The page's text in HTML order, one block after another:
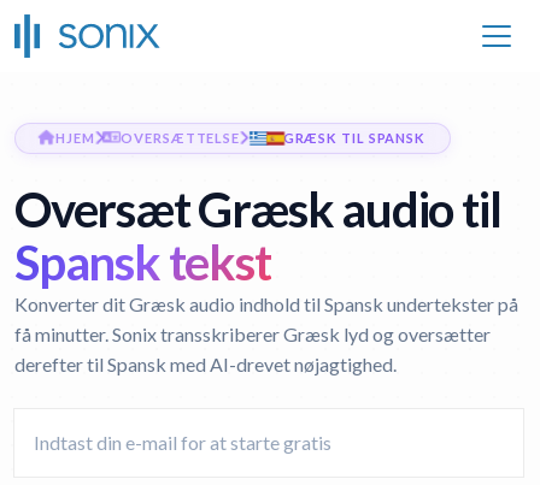
HJEM OVERSÆTTELSE GRÆSK TIL SPANSK
Oversæt Græsk audio til
Spansk tekst
Konverter dit Græsk audio indhold til Spansk undertekster på
få minutter. Sonix transskriberer Græsk lyd og oversætter
derefter til Spansk med AI-drevet nøjagtighed.